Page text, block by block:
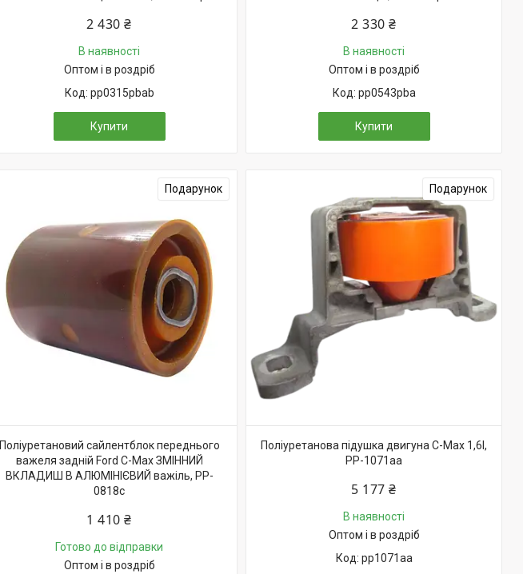
2 430 ₴
В наявності
Оптом і в роздріб
pp0315pbab
Купити
2 330 ₴
В наявності
Оптом і в роздріб
pp0543pba
Купити
Подарунок
Поліуретановий сайлентблок переднього
важеля задній Ford C-Max ЗМІННИЙ
ВКЛАДИШ В АЛЮМІНІЄВИЙ важіль, PP-
0818c
1 410 ₴
Готово до відправки
Оптом і в роздріб
Подарунок
Поліуретанова підушка двигуна C-Max 1,6l,
PP-1071aa
5 177 ₴
В наявності
Оптом і в роздріб
pp1071aa